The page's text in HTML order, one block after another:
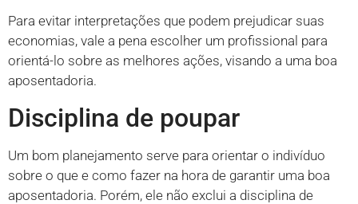
Para evitar interpretações que podem prejudicar suas
economias, vale a pena escolher um profissional para
orientá-lo sobre as melhores ações, visando a uma boa
aposentadoria.
Disciplina de poupar
Um bom planejamento serve para orientar o indivíduo
sobre o que e como fazer na hora de garantir uma boa
aposentadoria. Porém, ele não exclui a disciplina de